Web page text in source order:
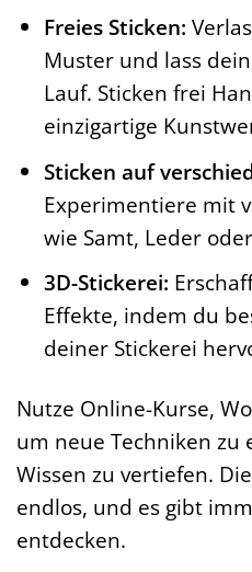
Freies Sticken:
Muster und lass
Lauf. Sticken frei
einzigartige
Sticken auf
Experimentiere mit
wie Samt, Leder
3D-Stickerei:
Effekte, indem du
deiner Stickerei
Nutze Online-Kurse,
um neue Techniken
Wissen zu vertiefen.
endlos, und es gibt
entdecken.